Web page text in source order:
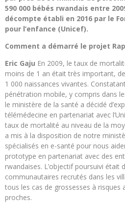
590 000 bébés rwandais entre
décompte établi en 2016 par le
pour l’enfance (Unicef).
Comment a démarré le projet
Eric Gaju En 2009, le taux de
moins de 1 an était très important,
1 000 naissances vivantes.
pénétration mobile, y compris dans
le ministère de la santé a décidé
télémédecine en partenariat avec
taux de mortalité au niveau de la
a mis à la disposition de notre
spécialisés en e-santé pour nous
prototype en partenariat avec des
rwandaises. L’objectif poursuivi était
communautaires recrutés dans les
tous les cas de grossesses à risques
proches.